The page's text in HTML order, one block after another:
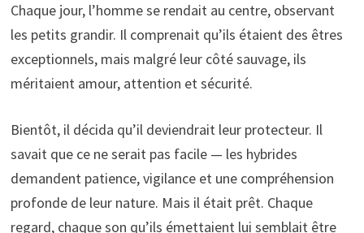
Chaque jour, l’homme se rendait au centre, observant
les petits grandir. Il comprenait qu’ils étaient des êtres
exceptionnels, mais malgré leur côté sauvage, ils
méritaient amour, attention et sécurité.
Bientôt, il décida qu’il deviendrait leur protecteur. Il
savait que ce ne serait pas facile — les hybrides
demandent patience, vigilance et une compréhension
profonde de leur nature. Mais il était prêt. Chaque
regard, chaque son qu’ils émettaient lui semblait être